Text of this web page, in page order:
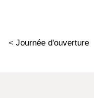
< Journée d'ouverture